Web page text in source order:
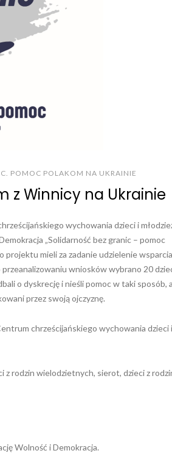
POMOC POLAKOM NA UKRAINIE
z Winnicy na Ukrainie
wychowania dzieci i
„Solidarność bez granic – pomoc
projektu mieli za zadanie udzielenie wsparcia
wniosków wybrano 20
o dyskrecję i nieśli pomoc w taki sposób,
przez swoją ojczyznę.
chrześcijańskiego wychowania dzieci i
z rodzin wielodzietnych, sierot, dzieci z
Wolność i Demokracja.